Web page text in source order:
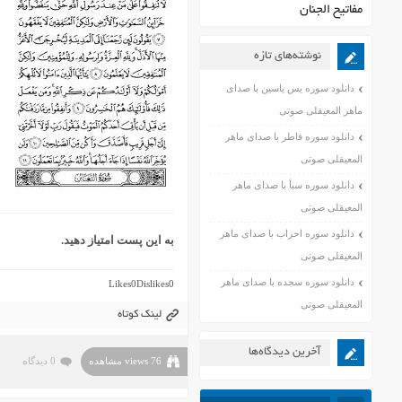
به این پست امتیاز دهید.
Likes0Dislikes0
لینک کوتاه
76 views مشاهده 0 دیدگاه
مفاتیح الجنان
نوشته‌های تازه
دانلود سوره یس یاسین با صدای
ماهر المعیقلی صوتی
دانلود سوره فاطر با صدای ماهر
المعیقلی صوتی
دانلود سوره سبأ با صدای ماهر
المعیقلی صوتی
دانلود سوره احزاب با صدای ماهر
المعیقلی صوتی
دانلود سوره سجده با صدای ماهر
المعیقلی صوتی
آخرین دیدگاه‌ها